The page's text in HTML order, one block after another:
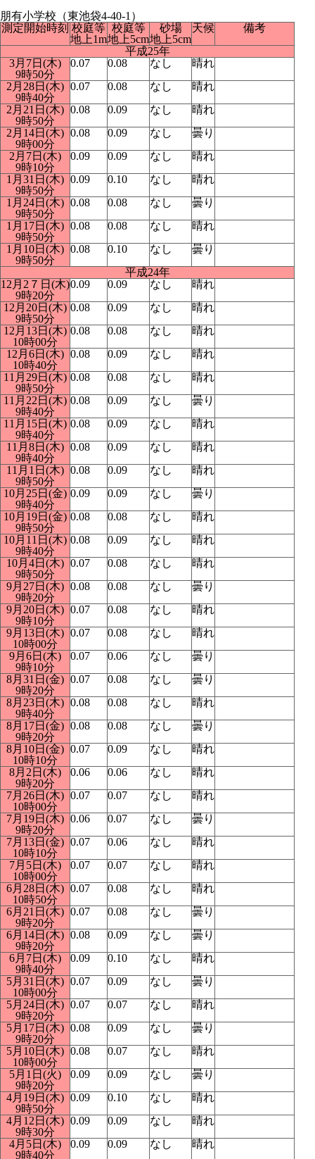
朋有小学校（東池袋4-40-1）
測定開始時刻 校庭等
地上1m
校庭等
地上5cm
砂場
地上5cm
天候
備考
平成25年
3月7日(木)
9時50分
0.07 0.08 なし
晴れ
2月28日(木)
9時40分
0.07 0.08 なし
晴れ
2月21日(木)
9時50分
0.08 0.09 なし
晴れ
2月14日(木)
9時00分
0.08 0.09 なし
曇り
2月7日(木)
9時10分
0.09 0.09 なし
晴れ
1月31日(木)
9時50分
0.09 0.10 なし
晴れ
1月24日(木)
9時50分
0.08 0.08 なし
曇り
1月17日(木)
9時50分
0.08 0.08 なし
晴れ
1月10日(木)
9時50分
0.08 0.10 なし
曇り
平成24年
12月2７日(木)
9時20分
0.09 0.09 なし
晴れ
12月20日(木)
9時50分
0.08 0.09 なし
晴れ
12月13日(木)
10時00分
0.08 0.08 なし
晴れ
12月6日(木)
10時40分
0.08 0.09 なし
晴れ
11月29日(木)
9時50分
0.08 0.08 なし
晴れ
11月22日(木)
9時40分
0.08 0.09 なし
曇り
11月15日(木)
9時40分
0.08 0.09 なし
晴れ
11月8日(木)
9時40分
0.08 0.09 なし
晴れ
11月1日(木)
9時50分
0.08 0.09 なし
晴れ
10月25日(金)
9時40分
0.09 0.09 なし
曇り
10月19日(金)
9時50分
0.08 0.08 なし
晴れ
10月11日(木)
9時40分
0.08 0.09 なし
晴れ
10月4日(木)
9時50分
0.07 0.08 なし
晴れ
9月27日(木)
9時20分
0.08 0.08 なし
曇り
9月20日(木)
9時10分
0.07 0.08 なし
晴れ
9月13日(木)
10時00分
0.07 0.08 なし
晴れ
9月6日(木)
9時10分
0.07 0.06 なし
曇り
8月31日(金)
9時20分
0.07 0.08 なし
曇り
8月23日(木)
9時40分
0.08 0.08 なし
晴れ
8月17日(金)
9時20分
0.08 0.08 なし
曇り
8月10日(金)
10時10分
0.07 0.09 なし
晴れ
8月2日(木)
9時20分
0.06 0.06 なし
晴れ
7月26日(木)
10時00分
0.07 0.07 なし
晴れ
7月19日(木)
9時20分
0.06 0.07 なし
曇り
7月13日(金)
10時10分
0.07 0.06 なし
晴れ
7月5日(木)
10時00分
0.07 0.07 なし
晴れ
6月28日(木)
10時50分
0.07 0.08 なし
晴れ
6月21日(木)
9時20分
0.07 0.08 なし
曇り
6月14日(木)
9時20分
0.08 0.09 なし
曇り
6月7日(木)
9時40分
0.09 0.10 なし
晴れ
5月31日(木)
10時00分
0.07 0.09 なし
曇り
5月24日(木)
9時20分
0.07 0.07 なし
晴れ
5月17日(木)
9時20分
0.08 0.09 なし
曇り
5月10日(木)
10時00分
0.08 0.07 なし
晴れ
5月1日(火)
9時20分
0.09 0.09 なし
曇り
4月19日(木)
9時50分
0.09 0.10 なし
晴れ
4月12日(木)
9時30分
0.09 0.09 なし
晴れ
4月5日(木)
9時40分
0.09 0.09 なし 晴れ